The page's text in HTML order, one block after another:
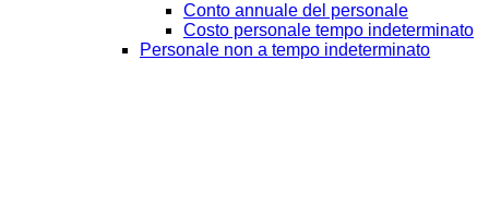
Conto annuale del personale
Costo personale tempo indeterminato
Personale non a tempo indeterminato